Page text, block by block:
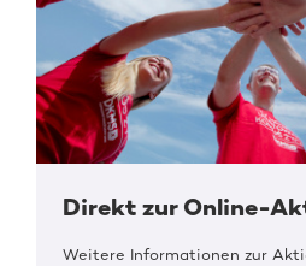
Direkt zur Online-
Weitere Informationen zur